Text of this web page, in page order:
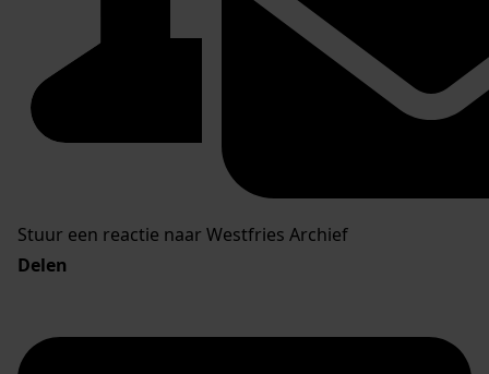
Stuur een reactie naar Westfries Archief
Delen